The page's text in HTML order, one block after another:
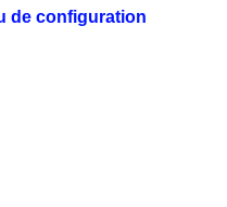
de configuration